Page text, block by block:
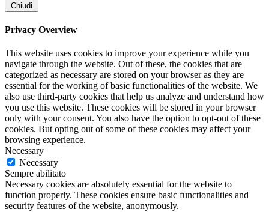
Chiudi
Privacy Overview
This website uses cookies to improve your experience while you
navigate through the website. Out of these, the cookies that are
categorized as necessary are stored on your browser as they are
essential for the working of basic functionalities of the website. We
also use third-party cookies that help us analyze and understand how
you use this website. These cookies will be stored in your browser
only with your consent. You also have the option to opt-out of these
cookies. But opting out of some of these cookies may affect your
browsing experience.
Necessary
Necessary
Sempre abilitato
Necessary cookies are absolutely essential for the website to
function properly. These cookies ensure basic functionalities and
security features of the website, anonymously.